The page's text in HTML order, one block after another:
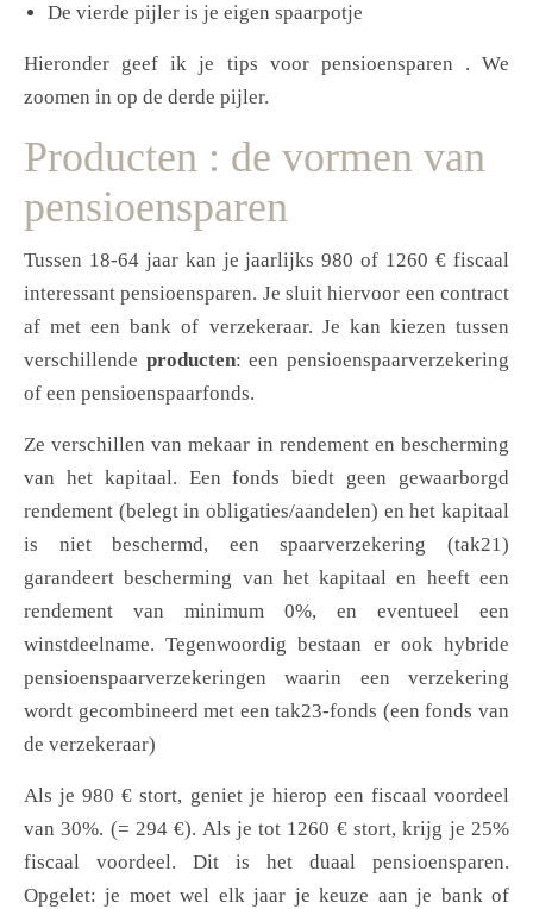
De vierde pijler is je eigen spaarpotje
Hieronder geef ik je tips voor pensioensparen . We
zoomen in op de derde pijler.
Producten : de vormen van
pensioensparen
Tussen 18-64 jaar kan je jaarlijks 980 of 1260 € fiscaal
interessant pensioensparen. Je sluit hiervoor een contract
af met een bank of verzekeraar. Je kan kiezen tussen
verschillende producten: een pensioenspaarverzekering
of een pensioenspaarfonds.
Ze verschillen van mekaar in rendement en bescherming
van het kapitaal. Een fonds biedt geen gewaarborgd
rendement (belegt in obligaties/aandelen) en het kapitaal
is niet beschermd, een spaarverzekering (tak21)
garandeert bescherming van het kapitaal en heeft een
rendement van minimum 0%, en eventueel een
winstdeelname. Tegenwoordig bestaan er ook hybride
pensioenspaarverzekeringen waarin een verzekering
wordt gecombineerd met een tak23-fonds (een fonds van
de verzekeraar)
Als je 980 € stort, geniet je hierop een fiscaal voordeel
van 30%. (= 294 €). Als je tot 1260 € stort, krijg je 25%
fiscaal voordeel. Dit is het duaal pensioensparen.
Opgelet: je moet wel elk jaar je keuze aan je bank of